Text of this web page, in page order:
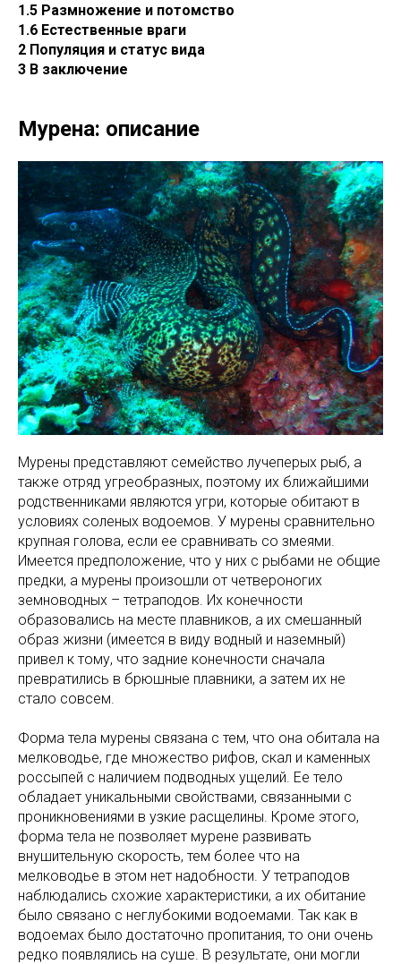
1.5 Размножение и потомство
1.6 Естественные враги
2 Популяция и статус вида
3 В заключение
Мурена: описание
Мурены представляют семейство лучеперых рыб, а
также отряд угреобразных, поэтому их ближайшими
родственниками являются угри, которые обитают в
условиях соленых водоемов. У мурены сравнительно
крупная голова, если ее сравнивать со змеями.
Имеется предположение, что у них с рыбами не общие
предки, а мурены произошли от четвероногих
земноводных – тетраподов. Их конечности
образовались на месте плавников, а их смешанный
образ жизни (имеется в виду водный и наземный)
привел к тому, что задние конечности сначала
превратились в брюшные плавники, а затем их не
стало совсем.
Форма тела мурены связана с тем, что она обитала на
мелководье, где множество рифов, скал и каменных
россыпей с наличием подводных ущелий. Ее тело
обладает уникальными свойствами, связанными с
проникновениями в узкие расщелины. Кроме этого,
форма тела не позволяет мурене развивать
внушительную скорость, тем более что на
мелководье в этом нет надобности. У тетраподов
наблюдались схожие характеристики, а их обитание
было связано с неглубокими водоемами. Так как в
водоемах было достаточно пропитания, то они очень
редко появлялись на суше. В результате, они могли